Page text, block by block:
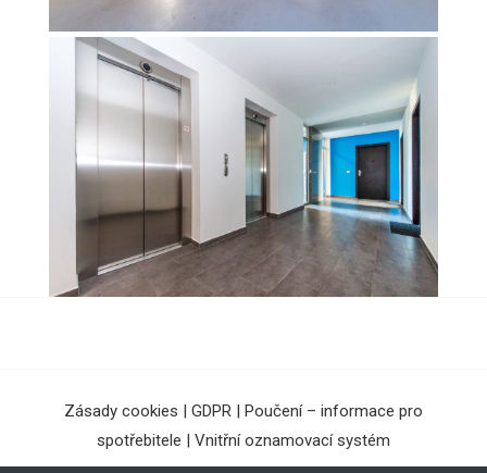
Zásady cookies | GDPR | Poučení – informace pro
spotřebitele | Vnitřní oznamovací systém